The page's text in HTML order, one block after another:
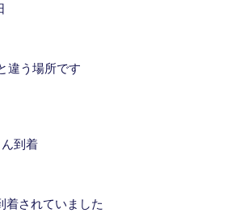
違う場所です
到着
着されていました